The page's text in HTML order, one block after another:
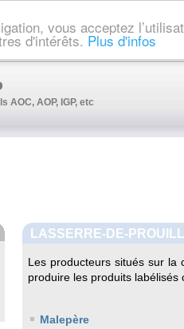
vous acceptez
d'intérêts. Plus d'infos
AOC, AOP, IGP, etc
LASSERRE-DE-
Les producteurs situés sur la
produire les produits labélisés
Malepère